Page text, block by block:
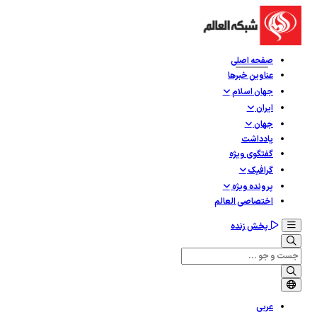
صفحه اصلی
عناوین خبرها
جهان اسلام
ایران
جهان
یادداشت
گفتگوی ویژه
گرافيک
پرونده ویژه
اختصاصی العالم
پخش زنده
عربی